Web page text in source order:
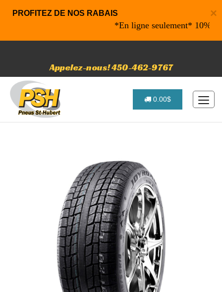
×
PROFITEZ DE NOS RABAIS
*En ligne seulement* 10% de
Appelez-nous! 450-462-9767
0.00$